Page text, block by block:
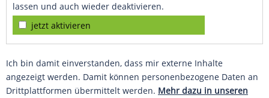
lassen und auch wieder deaktivieren.
jetzt aktivieren
Ich bin damit einverstanden, dass mir externe Inhalte
angezeigt werden. Damit können personenbezogene Daten an
Drittplattformen übermittelt werden. Mehr dazu in unseren